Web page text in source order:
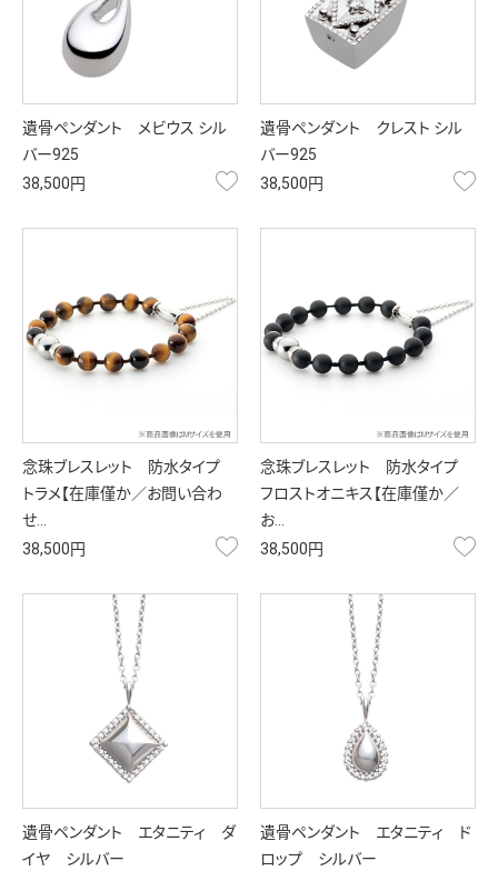
遺骨ペンダント メビウス シル
バー925
38,500円
お気に入り
遺骨ペンダント クレスト シル
バー925
38,500円
念珠ブレスレット 防水タイプ
トラメ【在庫僅か／お問い合わ
せ…
38,500円
お気に入り
念珠ブレスレット 防水タイプ
フロストオニキス【在庫僅か／
お…
38,500円
遺骨ペンダント エタニティ ダ
イヤ シルバー
遺骨ペンダント エタニティ ド
ロップ シルバー